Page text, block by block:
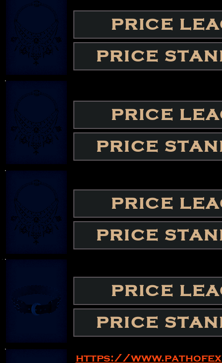
PRICE
PRICE
PRICE
PRICE
PRICE
PRICE
PRICE
PRICE
https://